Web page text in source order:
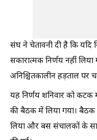
संघ ने चेतावनी दी है कि यदि
सकारात्मक निर्णय नहीं
अनिश्चितकालीन हड़ताल पर
यह निर्णय शनिवार को कटक
की बैठक में लिया गया। बैठक
लिया और बस संचालकों के